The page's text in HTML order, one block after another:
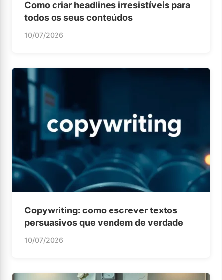
Como criar headlines irresistíveis para
todos os seus conteúdos
10/07/2026
Copywriting: como escrever textos
persuasivos que vendem de verdade
10/07/2026